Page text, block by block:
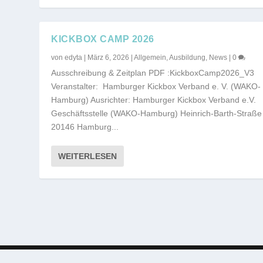
KICKBOX CAMP 2026
vonedyta März 6, 2026 |Allgemein,Ausbildung, News |0
Ausschreibung & Zeitplan PDF :KickboxCamp2026_V3
Veranstalter: Hamburger Kickbox Verband e. V. (WAKO-
Hamburg) Ausrichter: Hamburger Kickbox Verband e.V.
Geschäftsstelle (WAKO-Hamburg) Heinrich-Barth-Straße
20146 Hamburg...
WEITERLESEN